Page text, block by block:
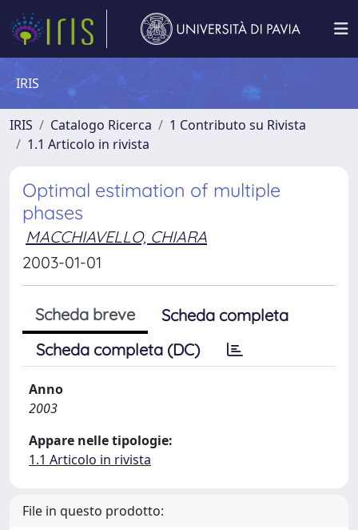
IRIS
IRIS Catalogo Ricerca
1 Contributo su Rivista
1.1 Articolo in rivista
Optimal estimation of multiple
phases
MACCHIAVELLO, CHIARA
2003-01-01
Scheda breve
Scheda completa
Scheda completa (DC)
Anno
2003
Appare nelle tipologie:
1.1 Articolo in rivista
File in questo prodotto: